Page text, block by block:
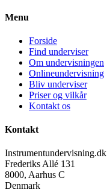
Menu
Forside
Find underviser
Om undervisningen
Onlineundervisning
Bliv underviser
Priser og vilkår
Kontakt os
Kontakt
Instrumentundervisning.dk
Frederiks Allé 131
8000, Aarhus C
Denmark